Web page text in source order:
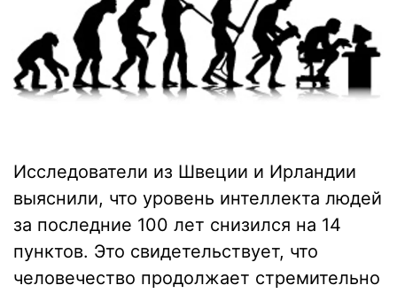
Исследователи из Швеции и Ирландии
выяснили, что уровень интеллекта людей
за последние 100 лет снизился на 14
пунктов. Это свидетельствует, что
человечество продолжает стремительно